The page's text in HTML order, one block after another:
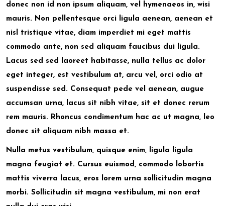
donec non id non ipsum aliquam, vel hymenaeos in, wisi
mauris. Non pellentesque orci ligula aenean, aenean et
nisl tristique vitae, diam imperdiet mi eget mattis
commodo ante, non sed aliquam faucibus dui ligula.
Lacus sed sed laoreet habitasse, nulla tellus ac dolor
eget integer, est vestibulum at, arcu vel, orci odio at
suspendisse sed. Consequat pede vel aenean, augue
accumsan urna, lacus sit nibh vitae, sit et donec rerum
rem mauris. Rhoncus condimentum hac ac ut magna, leo
donec sit aliquam nibh massa et.
Nulla metus vestibulum, quisque enim, ligula ligula
magna feugiat et. Cursus euismod, commodo lobortis
mattis viverra lacus, eros lorem urna sollicitudin magna
morbi. Sollicitudin sit magna vestibulum, mi non erat